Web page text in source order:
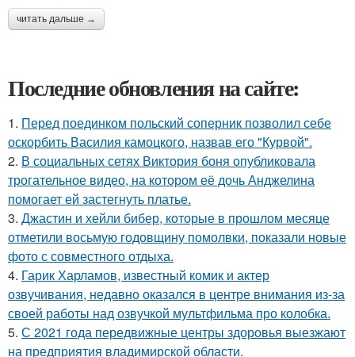
читать дальше →
Последние обновления на сайте:
1. Перед поединком польский соперник позволил себе
оскорбить Василия камоцкого, назвав его "Курвой".
2. В социальных сетях Виктория боня опубликовала
трогательное видео, на котором её дочь Анджелина
помогает ей застегнуть платье.
3. Джастин и хейли бибер, которые в прошлом месяце
отметили восьмую годовщину помолвки, показали новые
фото с совместного отдыха.
4. Гарик Харламов, известный комик и актер
озвучивания, недавно оказался в центре внимания из-за
своей работы над озвучкой мультфильма про колобка.
5. С 2021 года передвижные центры здоровья выезжают
на предприятия владимирской области.